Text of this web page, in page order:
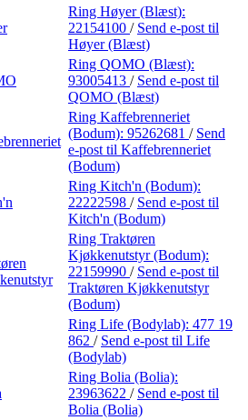
Ring Høyer (Blæst):
22154100 / Send e-post til
Høyer (Blæst)
Ring QOMO (Blæst):
93005413 / Send e-post til
QOMO (Blæst)
Ring Kaffebrenneriet
(Bodum): 95262681 / Send
e-post til Kaffebrenneriet
(Bodum)
Ring Kitch'n (Bodum):
22222598 / Send e-post til
Kitch'n (Bodum)
Ring Traktøren
Kjøkkenutstyr (Bodum):
22159990 / Send e-post til
Traktøren Kjøkkenutstyr
(Bodum)
Ring Life (Bodylab): 477 19
862 / Send e-post til Life
(Bodylab)
Ring Bolia (Bolia):
23963622 / Send e-post til
Bolia (Bolia)